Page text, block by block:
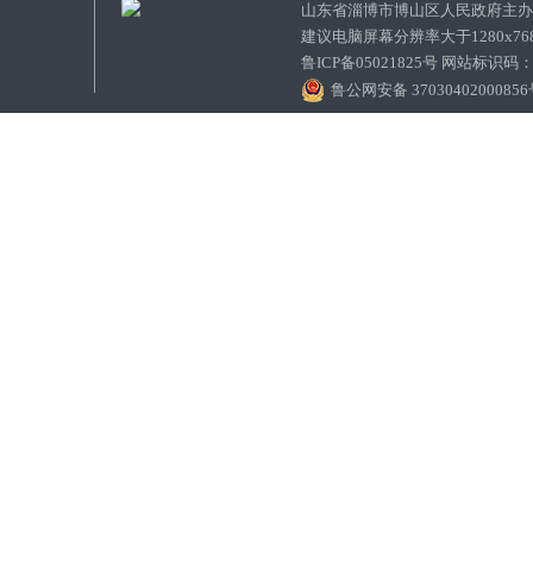
山东省淄博市博山区人民政府
建议电脑屏幕分辨率大于
鲁ICP备05021825号 网站标识码
鲁公网安备 37030402000856